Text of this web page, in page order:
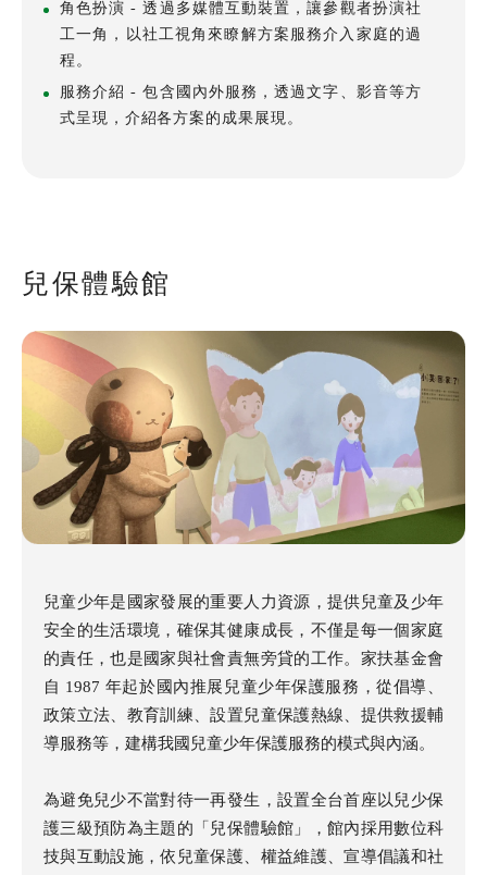
用愛包圍 公益 義賣品
無窮 兒童保護 認養
角色扮演 - 透過多媒體互動裝置，讓參觀者扮演社
工一角，以社工視角來瞭解方案服務介入家庭的過
程。
服務介紹 - 包含國內外服務，透過文字、影音等方
式呈現，介紹各方案的成果展現。
兒保體驗館
兒童少年是國家發展的重要人力資源，提供兒童及少年
安全的生活環境，確保其健康成長，不僅是每一個家庭
的責任，也是國家與社會責無旁貸的工作。家扶基金會
自 1987 年起於國內推展兒童少年保護服務，從倡導、
政策立法、教育訓練、設置兒童保護熱線、提供救援輔
導服務等，建構我國兒童少年保護服務的模式與內涵。
為避免兒少不當對待一再發生，設置全台首座以兒少保
護三級預防為主題的「兒保體驗館」，館內採用數位科
技與互動設施，依兒童保護、權益維護、宣導倡議和社